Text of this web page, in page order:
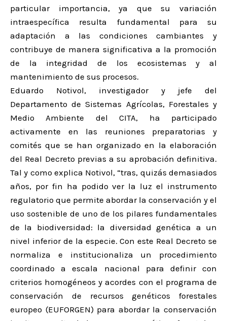
particular importancia, ya que su variación
intraespecífica resulta fundamental para su
adaptación a las condiciones cambiantes y
contribuye de manera significativa a la promoción
de la integridad de los ecosistemas y al
mantenimiento de sus procesos.
Eduardo Notivol, investigador y jefe del
Departamento de Sistemas Agrícolas, Forestales y
Medio Ambiente del CITA, ha participado
activamente en las reuniones preparatorias y
comités que se han organizado en la elaboración
del Real Decreto previas a su aprobación definitiva.
Tal y como explica Notivol, “tras, quizás demasiados
años, por fin ha podido ver la luz el instrumento
regulatorio que permite abordar la conservación y el
uso sostenible de uno de los pilares fundamentales
de la biodiversidad: la diversidad genética a un
nivel inferior de la especie. Con este Real Decreto se
normaliza e institucionaliza un procedimiento
coordinado a escala nacional para definir con
criterios homogéneos y acordes con el programa de
conservación de recursos genéticos forestales
europeo (EUFORGEN) para abordar la conservación